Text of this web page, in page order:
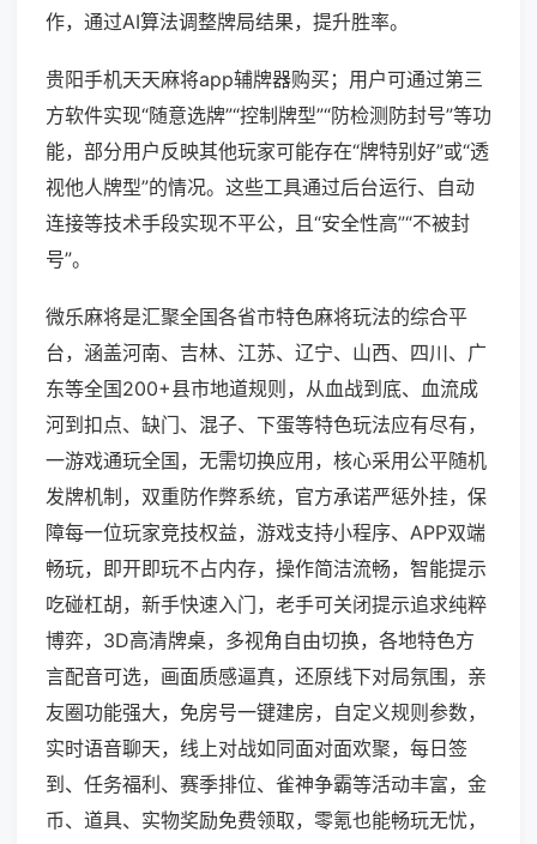
作，通过AI算法调整牌局结果，提升胜率。
贵阳手机天天麻将app辅牌器购买；用户可通过第三
方软件实现“随意选牌”“控制牌型”“防检测防封号”等功
能，部分用户反映其他玩家可能存在“牌特别好”或“透
视他人牌型”的情况。这些工具通过后台运行、自动
连接等技术手段实现不平公，且“安全性高”“不被封
号”。
微乐麻将是汇聚全国各省市特色麻将玩法的综合平
台，涵盖河南、吉林、江苏、辽宁、山西、四川、广
东等全国200+县市地道规则，从血战到底、血流成
河到扣点、缺门、混子、下蛋等特色玩法应有尽有，
一游戏通玩全国，无需切换应用，核心采用公平随机
发牌机制，双重防作弊系统，官方承诺严惩外挂，保
障每一位玩家竞技权益，游戏支持小程序、APP双端
畅玩，即开即玩不占内存，操作简洁流畅，智能提示
吃碰杠胡，新手快速入门，老手可关闭提示追求纯粹
博弈，3D高清牌桌，多视角自由切换，各地特色方
言配音可选，画面质感逼真，还原线下对局氛围，亲
友圈功能强大，免房号一键建房，自定义规则参数，
实时语音聊天，线上对战如同面对面欢聚，每日签
到、任务福利、赛季排位、雀神争霸等活动丰富，金
币、道具、实物奖励免费领取，零氪也能畅玩无忧，